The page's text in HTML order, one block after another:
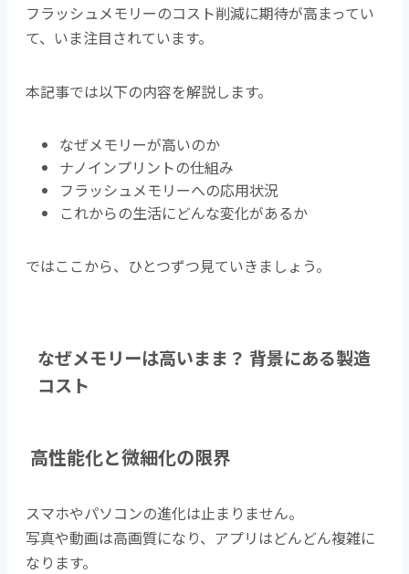
フラッシュメモリーのコスト削減に期待が高まってい
て、いま注目されています。
本記事では以下の内容を解説します。
なぜメモリーが高いのか
ナノインプリントの仕組み
フラッシュメモリーへの応用状況
これからの生活にどんな変化があるか
ではここから、ひとつずつ見ていきましょう。
なぜメモリーは高いまま？ 背景にある製造
コスト
高性能化と微細化の限界
スマホやパソコンの進化は止まりません。
写真や動画は高画質になり、アプリはどんどん複雑に
なります。